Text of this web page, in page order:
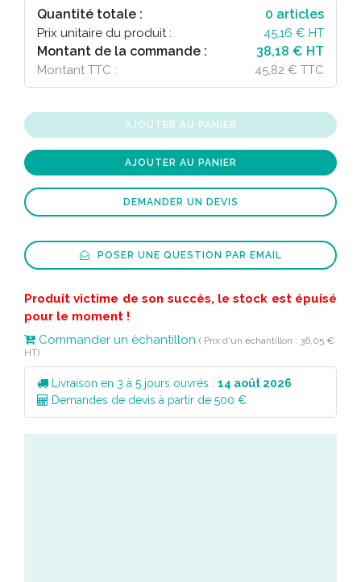
Quantité totale : 0 articles
Prix unitaire du produit : 45,16 € HT
Montant de la commande : 38,18 € HT
Montant TTC : 45,82 € TTC
AJOUTER AU PANIER
AJOUTER AU PANIER
DEMANDER UN DEVIS
POSER UNE QUESTION PAR EMAIL
Produit victime de son succès, le stock est épuisé
pour le moment !
Commander un échantillon ( Prix d'un échantillon : 36,05 €
HT)
Livraison en 3 à 5 jours ouvrés : 14 août 2026
Demandes de devis à partir de 500 €